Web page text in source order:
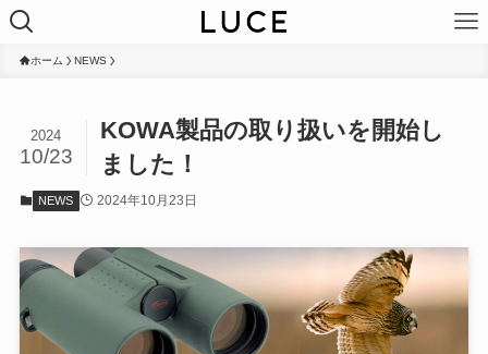
ホーム NEWS
KOWA製品の取り扱いを開始し
ました！
2024
10/23
NEWS 2024年10月23日